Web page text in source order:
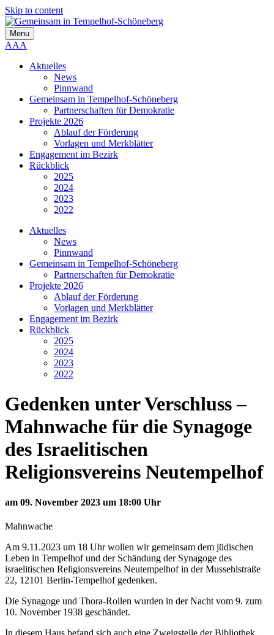
Skip to content
Menu
AAA
Aktuelles
News
Pinnwand
Gemeinsam in Tempelhof-Schöneberg
Partnerschaften für Demokratie
Projekte 2026
Ablauf der Förderung
Vorlagen und Merkblätter
Engagement im Bezirk
Rückblick
2025
2024
2023
2022
Aktuelles
News
Pinnwand
Gemeinsam in Tempelhof-Schöneberg
Partnerschaften für Demokratie
Projekte 2026
Ablauf der Förderung
Vorlagen und Merkblätter
Engagement im Bezirk
Rückblick
2025
2024
2023
2022
Gedenken unter Verschluss –
Mahnwache für die Synagoge
des Israelitischen
Religionsvereins Neutempelhof
am 09. November 2023 um 18:00 Uhr
Mahnwache
Am 9.11.2023 um 18 Uhr wollen wir gemeinsam dem jüdischen
Leben in Tempelhof und der Schändung der Synagoge des
israelitischen Religionsvereins Neutempelhof in der Mussehlstraße
22, 12101 Berlin-Tempelhof gedenken.
Die Synagoge und Thora-Rollen wurden in der Nacht vom 9. zum
10. November 1938 geschändet.